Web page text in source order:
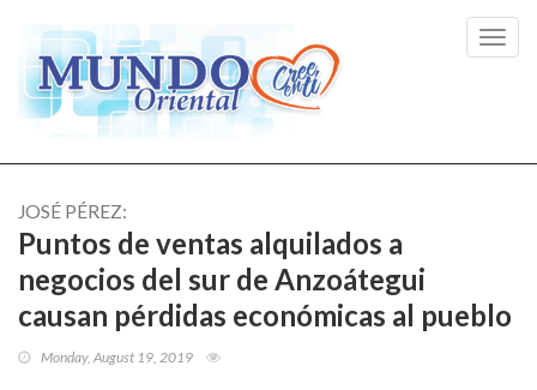
JOSÉ PÉREZ:
Puntos de ventas alquilados a
negocios del sur de Anzoátegui
causan pérdidas económicas al pueblo
Monday, August 19, 2019